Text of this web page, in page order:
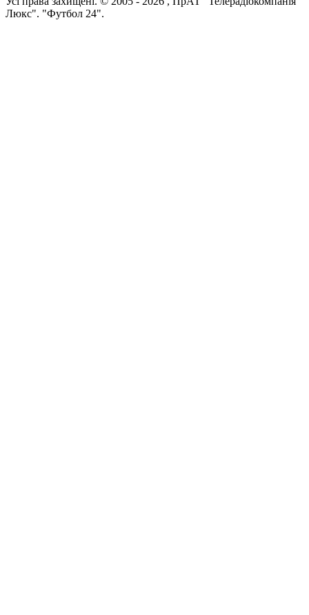
Люкс". "Футбол 24".